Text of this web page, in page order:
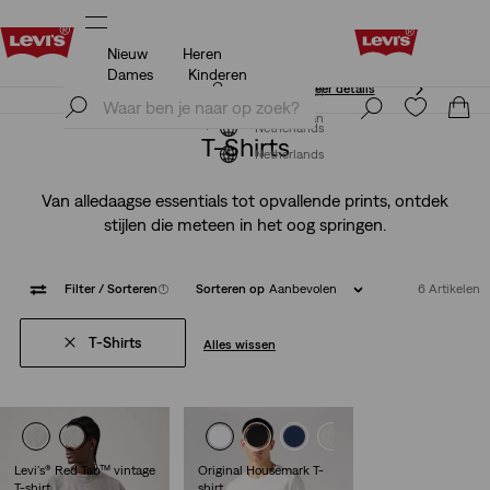
Unidays: Studenten krijgen 20% korting
Meld je nu aan
Netherlands
Nieuw
Heren
Dames
Kinderen
Unidays: Studenten krijgen 20% kortingMeer details
Meld je nu aan
Netherlands
T-Shirts
Van alledaagse essentials tot opvallende prints, ontdek
stijlen die meteen in het oog springen.
Filter / Sorteren(1) Sorteren op Aanbevolen 6 Artikelen
T-Shirts Alles wissen
Levi's® Red Tab™ vintage
Original Housemark T-